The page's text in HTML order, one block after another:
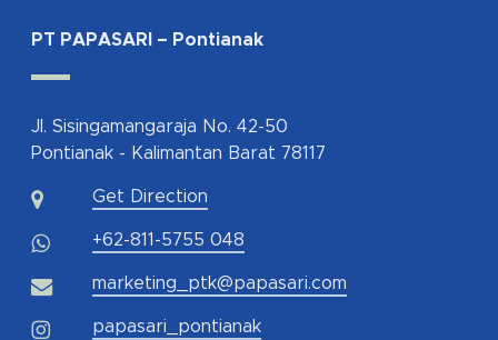
PT PAPASARI – Pontianak
Jl. Sisingamangaraja No. 42-50
Pontianak - Kalimantan Barat 78117
Get Direction
+62-811-5755 048
marketing_ptk@papasari.com
papasari_pontianak